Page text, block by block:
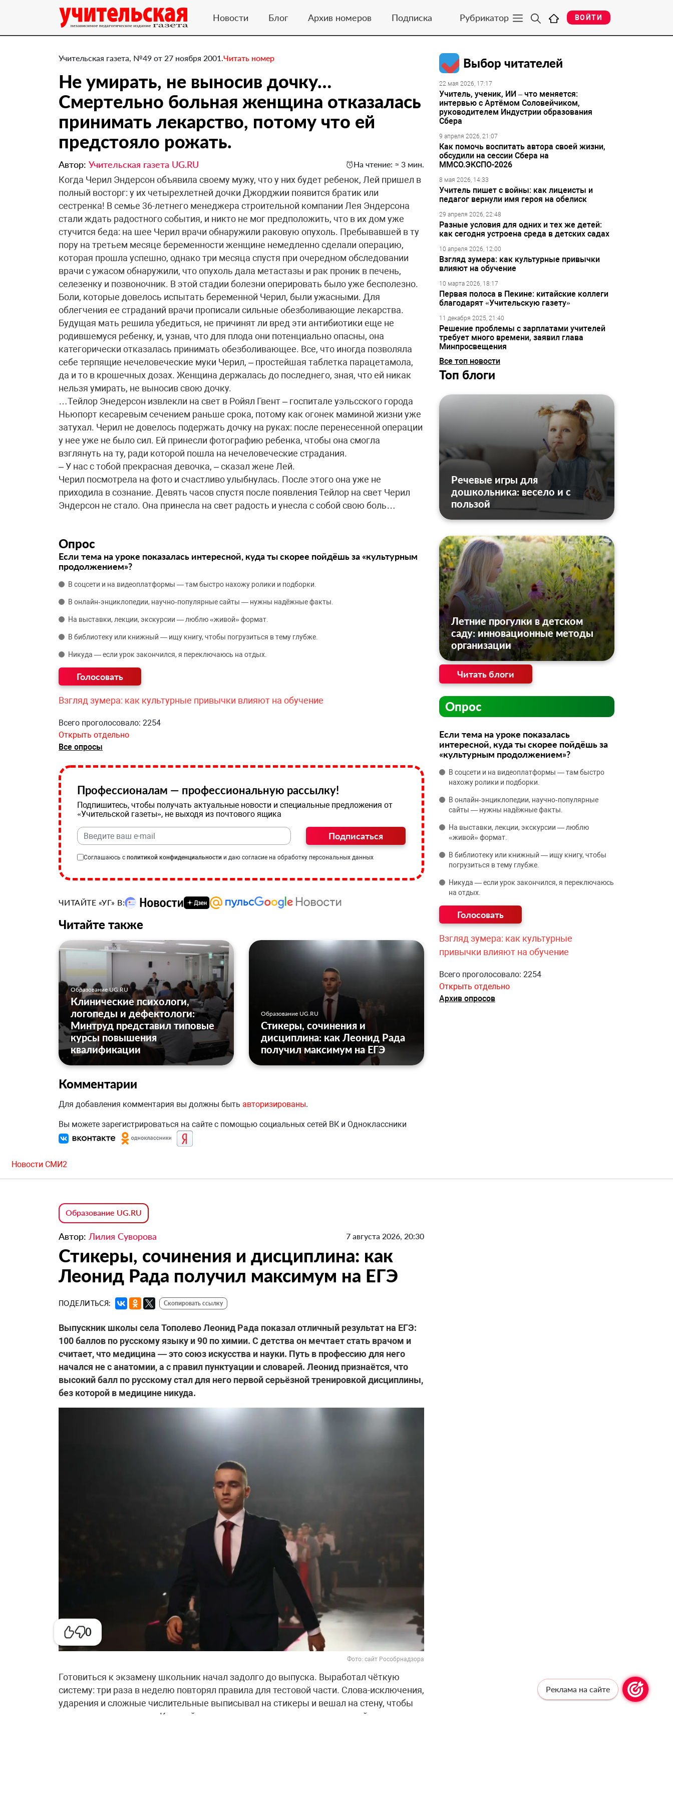
Новости Блог Архив номеров Подписка Рубрикатор ВОЙТИ
0
Учительская газета, №49 от 27 ноября 2001.Читать номер
Не умирать, не выносив дочку…
Смертельно больная женщина отказалась
принимать лекарство, потому что ей
предстояло рожать.
Автор: Учительская газета UG.RU На чтение: ≈ 3 мин.
Когда Черил Эндерсон объявила своему мужу, что у них будет ребенок, Лей пришел в
полный восторг: у их четырехлетней дочки Джорджии появится братик или
сестренка! В семье 36-летнего менеджера строительной компании Лея Эндерсона
стали ждать радостного события, и никто не мог предположить, что в их дом уже
стучится беда: на шее Черил врачи обнаружили раковую опухоль. Пребывавшей в ту
пору на третьем месяце беременности женщине немедленно сделали операцию,
которая прошла успешно, однако три месяца спустя при очередном обследовании
врачи с ужасом обнаружили, что опухоль дала метастазы и рак проник в печень,
селезенку и позвоночник. В этой стадии болезни оперировать было уже бесполезно.
Боли, которые довелось испытать беременной Черил, были ужасными. Для
облегчения ее страданий врачи прописали сильные обезболивающие лекарства.
Будущая мать решила убедиться, не причинят ли вред эти антибиотики еще не
родившемуся ребенку, и, узнав, что для плода они потенциально опасны, она
категорически отказалась принимать обезболивающее. Все, что иногда позволяла
себе терпящие нечеловеческие муки Черил, – простейшая таблетка парацетамола,
да и то в крошечных дозах. Женщина держалась до последнего, зная, что ей никак
нельзя умирать, не выносив свою дочку.
…Тейлор Энедерсон извлекли на свет в Ройял Гвент – госпитале уэльсского города
Ньюпорт кесаревым сечением раньше срока, потому как огонек маминой жизни уже
затухал. Черил не довелось подержать дочку на руках: после перенесенной операции
у нее уже не было сил. Ей принесли фотографию ребенка, чтобы она смогла
взглянуть на ту, ради которой пошла на нечеловеческие страдания.
– У нас с тобой прекрасная девочка, – сказал жене Лей.
Черил посмотрела на фото и счастливо улыбнулась. После этого она уже не
приходила в сознание. Девять часов спустя после появления Тейлор на свет Черил
Эндерсон не стало. Она принесла на свет радость и унесла с собой свою боль…
Опрос
Если тема на уроке показалась интересной, куда ты скорее пойдёшь за «культурным
продолжением»?
В соцсети и на видеоплатформы — там быстро нахожу ролики и подборки.
В онлайн‑энциклопедии, научно‑популярные сайты — нужны надёжные факты.
На выставки, лекции, экскурсии — люблю «живой» формат.
В библиотеку или книжный — ищу книгу, чтобы погрузиться в тему глубже.
Никуда — если урок закончился, я переключаюсь на отдых.
Взгляд зумера: как культурные привычки влияют на обучение
Всего проголосовало: 2254
Открыть отдельно
Все опросы
Профессионалам — профессиональную рассылку!
Подпишитесь, чтобы получать актуальные новости и специальные предложения от
«Учительской газеты», не выходя из почтового ящика
Подписаться
Соглашаюсь с политикой конфиденциальности и даю согласие на обработку персональных данных
ЧИТАЙТЕ «УГ» В:
Читайте также
Образование UG.RU
Клинические психологи,
логопеды и дефектологи:
Минтруд представил типовые
курсы повышения
квалификации
Образование UG.RU
Стикеры, сочинения и
дисциплина: как Леонид Рада
получил максимум на ЕГЭ
Комментарии
Для добавления комментария вы должны быть авторизированы.
Вы можете зарегистрироваться на сайте с помощью социальных сетей ВК и Одноклассники
Выбор читателей
22 мая 2026, 17:17
Учитель, ученик, ИИ – что меняется:
интервью с Артёмом Соловейчиком,
руководителем Индустрии образования
Сбера
9 апреля 2026, 21:07
Как помочь воспитать автора своей жизни,
обсудили на сессии Сбера на
ММСО.ЭКСПО-2026
8 мая 2026, 14:33
Учитель пишет с войны: как лицеисты и
педагог вернули имя героя на обелиск
29 апреля 2026, 22:48
Разные условия для одних и тех же детей:
как сегодня устроена среда в детских садах
10 апреля 2026, 12:00
Взгляд зумера: как культурные привычки
влияют на обучение
10 марта 2026, 18:17
Первая полоса в Пекине: китайские коллеги
благодарят «Учительскую газету»
11 декабря 2025, 21:40
Решение проблемы с зарплатами учителей
требует много времени, заявил глава
Минпросвещения
Все топ новости
Топ блоги
Речевые игры для
дошкольника: весело и с
пользой
Летние прогулки в детском
саду: инновационные методы
организации
Читать блоги
Опрос
Если тема на уроке показалась
интересной, куда ты скорее пойдёшь за
«культурным продолжением»?
В соцсети и на видеоплатформы — там быстро
нахожу ролики и подборки.
В онлайн‑энциклопедии, научно‑популярные
сайты — нужны надёжные факты.
На выставки, лекции, экскурсии — люблю
«живой» формат.
В библиотеку или книжный — ищу книгу, чтобы
погрузиться в тему глубже.
Никуда — если урок закончился, я переключаюсь
на отдых.
Взгляд зумера: как культурные
привычки влияют на обучение
Всего проголосовало: 2254
Открыть отдельно
Архив опросов
Новости СМИ2
Образование UG.RU
Автор: Лилия Суворова 7 августа 2026, 20:30
Стикеры, сочинения и дисциплина: как
Леонид Рада получил максимум на ЕГЭ
ПОДЕЛИТЬСЯ: Скопировать ссылку
Выпускник школы села Тополево Леонид Рада показал отличный результат на ЕГЭ:
100 баллов по русскому языку и 90 по химии. С детства он мечтает стать врачом и
считает, что медицина — это союз искусства и науки. Путь в профессию для него
начался не с анатомии, а с правил пунктуации и словарей. Леонид признаётся, что
высокий балл по русскому стал для него первой серьёзной тренировкой дисциплины,
без которой в медицине никуда.
Фото: сайт Рособрнадзора
Готовиться к экзамену школьник начал задолго до выпуска. Выработал чёткую
систему: три раза в неделю повторял правила для тестовой части. Слова-исключения,
ударения и сложные числительные выписывал на стикеры и вешал на стену, чтобы
запоминать визуально. Каждый день решал по пять вариантов тестовой части, а
Реклама на сайте